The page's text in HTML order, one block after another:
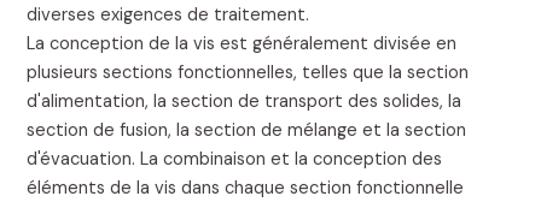
diverses exigences de traitement.
La conception de la vis est généralement divisée en
plusieurs sections fonctionnelles, telles que la section
d'alimentation, la section de transport des solides, la
section de fusion, la section de mélange et la section
d'évacuation. La combinaison et la conception des
éléments de la vis dans chaque section fonctionnelle